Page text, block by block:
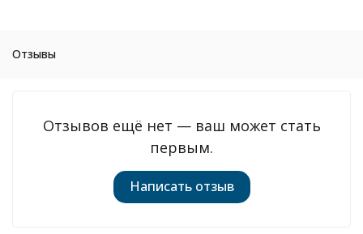
Отзывы
Отзывов ещё нет — ваш может стать
первым.
Написать отзыв